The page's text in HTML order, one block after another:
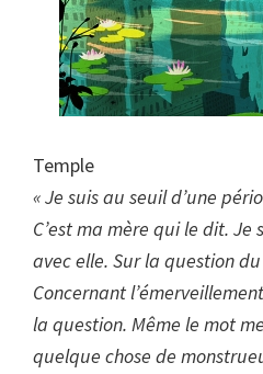
Temple
« Je suis au seuil d’une
C’est ma mère qui le dit. Je
avec elle. Sur la question
Concernant
la question. Même le mot
quelque chose de